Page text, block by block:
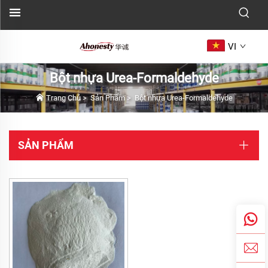
VI
Bột nhựa Urea-Formaldehyde
Trang Chủ>Sản Phẩm> Bột nhựa Urea-Formaldehyde
SẢN PHẨM